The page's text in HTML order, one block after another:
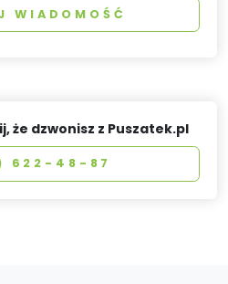
WIADOMOŚĆ
że dzwonisz z Puszatek.pl
622-48-87